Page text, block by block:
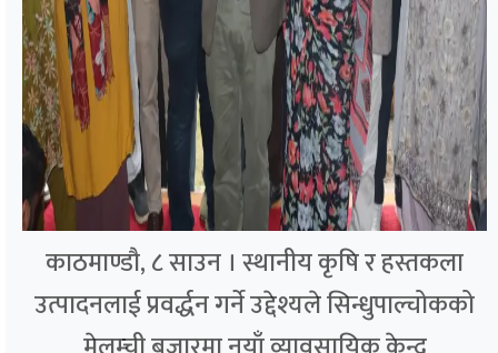
काठमाण्डौ, ८ साउन । स्थानीय कृषि र हस्तकला
उत्पादनलाई प्रवर्द्धन गर्ने उद्देश्यले सिन्धुपाल्चोकको